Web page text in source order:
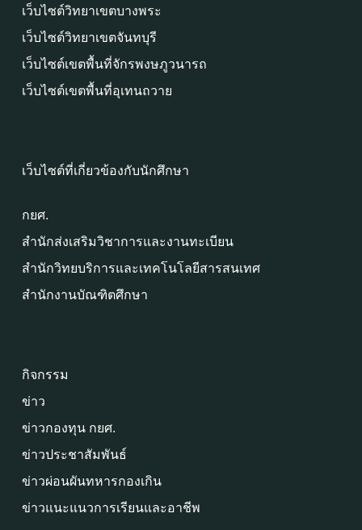
เว็บไซต์วิทยาเขตบางพระ
เว็บไซต์วิทยาเขตจันทบุรี
เว็บไซต์เขตพื้นที่จักรพงษภูวนารถ
เว็บไซต์เขตพื้นที่อุเทนถวาย
เว็บไซต์ที่เกี่ยวข้องกับนักศึกษา
กยศ.
สำนักส่งเสริมวิชาการและงานทะเบียน
สำนักวิทยบริการและเทคโนโลยีสารสนเทศ
สำนักงานบัณฑิตศึกษา
กิจกรรม
ข่าว
ข่าวกองทุน กยศ.
ข่าวประชาสัมพันธ์
ข่าวผ่อนผันทหารกองเกิน
ข่าวแนะแนวการเรียนและอาชีพ